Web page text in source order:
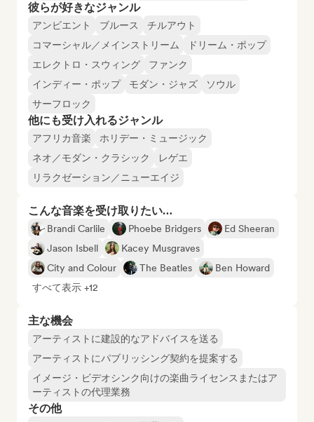
彼らが好きなジャンル
アンビエント ブルース
チルアウト
コマーシャル／メインストリーム
ドリーム・ポップ
エレクトロ・スウィング
ファンク
インディー・ポップ
モダン・ジャズ
ソウル
サーフロック
他にも受け入れるジャンル
アフリカ音楽
ホリデー・ミュージック
ネオ／モダン・クラシック
レゲエ
リラクゼーション／ニューエイジ
こんな音楽を受け取りたい…
Brandi Carlile Phoebe Bridgers
Ed Sheeran
Jason Isbell
Kacey Musgraves
City and Colour
The Beatles
Ben Howard
すべて表示 +12
主な機会
アーティストに建設的なアドバイスを送る
アーティストにパブリッシング契約を提案する
イメージ・ビデオシンク向けの楽曲ライセンスまたはア
ーティストの代理業務
その他